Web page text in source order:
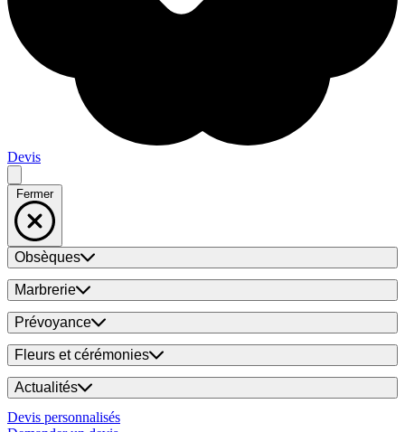
Devis
Fermer
Obsèques
Marbrerie
Prévoyance
Fleurs et cérémonies
Actualités
Devis personnalisés